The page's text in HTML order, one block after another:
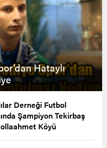
Hataylı
Derneği Futbol
Şampiyon Tekirbaş
Köyü